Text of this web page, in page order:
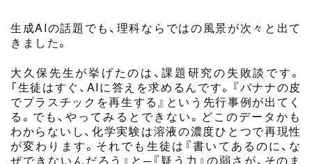
生成AIの話題でも、理科ならではの風景が次々と出て
きました。
大久保先生が挙げたのは、課題研究の失敗談です。
「生徒はすぐ、AIに答えを求めるんです。『バナナの皮
でプラスチックを再生する』という先行事例が出てく
る。でも、やってみるとできない。どこのデータかも
わからないし、化学実験は溶液の濃度ひとつで再現性
が変わります。それでも生徒は『書いてあるのに、な
ぜできないんだろう』と─『疑う力』の弱さが、そのま